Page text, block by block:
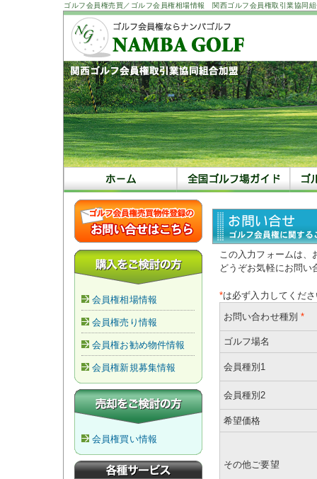
ゴルフ会員権売買／ゴルフ会員権相場情報 関西ゴルフ会員権取引業協同
会員権相場情報
会員権売り情報
会員権お勧め物件情報
会員権新規募集情報
会員権買い情報
この入力フォームは、
どうぞお気軽にお問い
*は必ず入力してくだ
お問い合わせ種別 *
ゴルフ場名
会員種別1
会員種別2
希望価格
その他ご要望